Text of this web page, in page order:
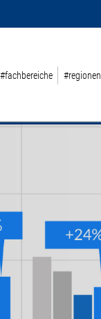
#fachbereiche #regionen